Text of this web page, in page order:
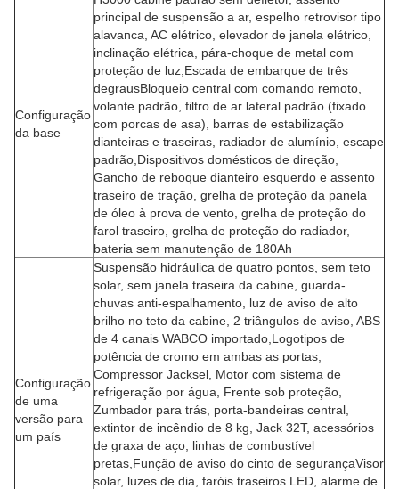
Configuração
da base
principal de suspensão a ar, espelho retrovisor tipo
alavanca, AC elétrico, elevador de janela elétrico,
inclinação elétrica, pára-choque de metal com
proteção de luz,Escada de embarque de três
degrausBloqueio central com comando remoto,
volante padrão, filtro de ar lateral padrão (fixado
com porcas de asa), barras de estabilização
dianteiras e traseiras, radiador de alumínio, escape
padrão,Dispositivos domésticos de direção,
Gancho de reboque dianteiro esquerdo e assento
traseiro de tração, grelha de proteção da panela
de óleo à prova de vento, grelha de proteção do
farol traseiro, grelha de proteção do radiador,
bateria sem manutenção de 180Ah
Configuração
de uma
versão para
um país
Suspensão hidráulica de quatro pontos, sem teto
solar, sem janela traseira da cabine, guarda-
chuvas anti-espalhamento, luz de aviso de alto
brilho no teto da cabine, 2 triângulos de aviso, ABS
de 4 canais WABCO importado,Logotipos de
potência de cromo em ambas as portas,
Compressor Jacksel, Motor com sistema de
refrigeração por água, Frente sob proteção,
Zumbador para trás, porta-bandeiras central,
extintor de incêndio de 8 kg, Jack 32T, acessórios
de graxa de aço, linhas de combustível
pretas,Função de aviso do cinto de segurançaVisor
solar, luzes de dia, faróis traseiros LED, alarme de